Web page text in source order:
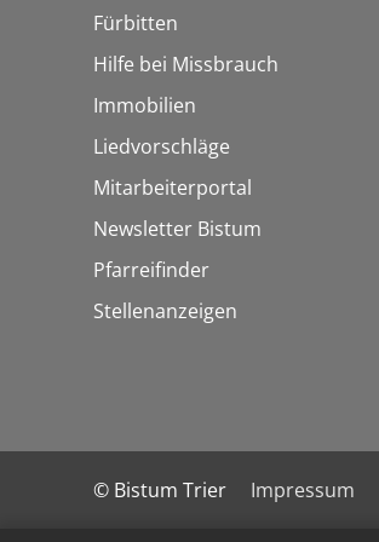
Fürbitten
Hilfe bei Missbrauch
Immobilien
Liedvorschläge
Mitarbeiterportal
Newsletter Bistum
Pfarreifinder
Stellenanzeigen
© Bistum Trier Impressum